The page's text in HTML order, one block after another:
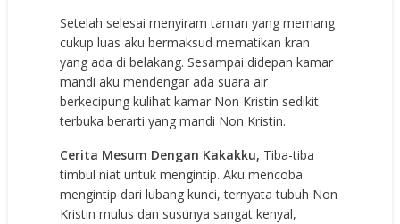
Setelah selesai menyiram taman yang memang
cukup luas aku bermaksud mematikan kran
yang ada di belakang. Sesampai didepan kamar
mandi aku mendengar ada suara air
berkecipung kulihat kamar Non Kristin sedikit
terbuka berarti yang mandi Non Kristin.
Cerita Mesum Dengan Kakakku, Tiba-tiba
timbul niat untuk mengintip. Aku mencoba
mengintip dari lubang kunci, ternyata tubuh Non
Kristin mulus dan susunya sangat kenyal,